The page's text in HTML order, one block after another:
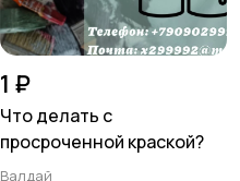
1 ₽
Что делать с
просроченной краской?
Валдай